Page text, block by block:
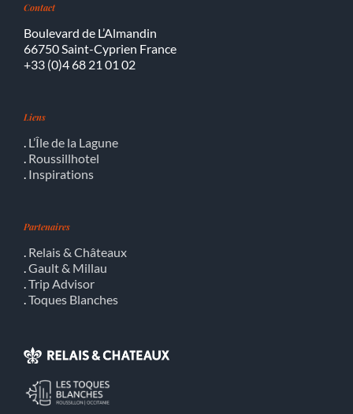
Contact
Boulevard de L’Almandin
66750 Saint-Cyprien France
+33 (0)4 68 21 01 02
Liens
. L’Île de la Lagune
. Roussillhotel
. Inspirations
Partenaires
. Relais & Châteaux
.Gault & Millau
.Trip Advisor
.Toques Blanches